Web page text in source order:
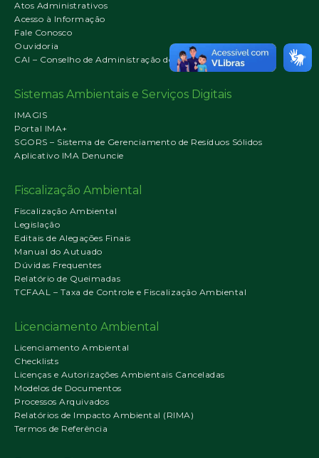
Atos Administrativos
Acesso à Informação
Fale Conosco
Ouvidoria
CAI – Conselho de Administração do IMA
Sistemas Ambientais e Serviços Digitais
IMAGIS
Portal IMA+
SGORS – Sistema de Gerenciamento de Resíduos Sólidos
Aplicativo IMA Denuncie
Fiscalização Ambiental
Fiscalização Ambiental
Legislação
Editais de Alegações Finais
Manual do Autuado
Dúvidas Frequentes
Relatório de Queimadas
TCFAAL – Taxa de Controle e Fiscalização Ambiental
Licenciamento Ambiental
Licenciamento Ambiental
Checklists
Licenças e Autorizações Ambientais Canceladas
Modelos de Documentos
Processos Arquivados
Relatórios de Impacto Ambiental (RIMA)
Termos de Referência